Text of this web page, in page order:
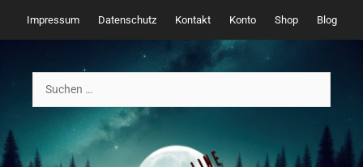
Inhalt
springen
Impressum Datenschutz Kontakt Konto Shop Blog
nach: